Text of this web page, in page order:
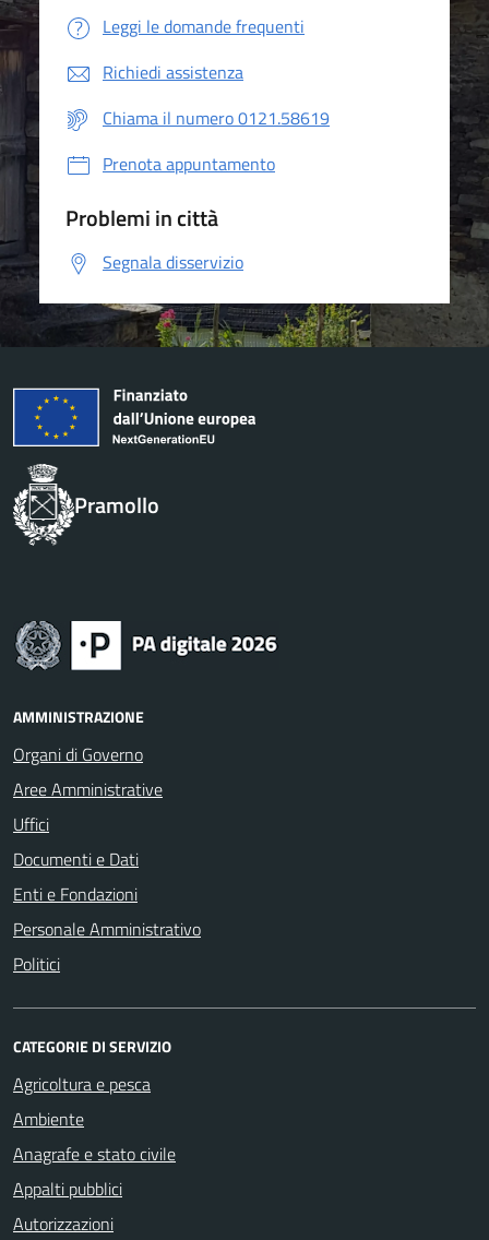
Leggi le domande frequenti
Richiedi assistenza
Chiama il numero 0121.58619
Prenota appuntamento
Problemi in città
Segnala disservizio
Pramollo
AMMINISTRAZIONE
Organi di Governo
Aree Amministrative
Uffici
Documenti e Dati
Enti e Fondazioni
Personale Amministrativo
Politici
CATEGORIE DI SERVIZIO
Agricoltura e pesca
Ambiente
Anagrafe e stato civile
Appalti pubblici
Autorizzazioni